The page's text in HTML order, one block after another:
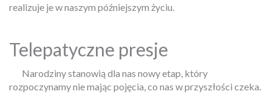
realizuje je w naszym późniejszym życiu.
Telepatyczne presje
Narodziny stanowią dla nas nowy etap, który
rozpoczynamy nie mając pojęcia, co nas w przyszłości czeka.